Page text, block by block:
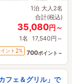
1泊 大人2名
合計(税込)
35,080円～
1名 17,540円～
ント 2% 700ポイント～
フェ＆グリル」で